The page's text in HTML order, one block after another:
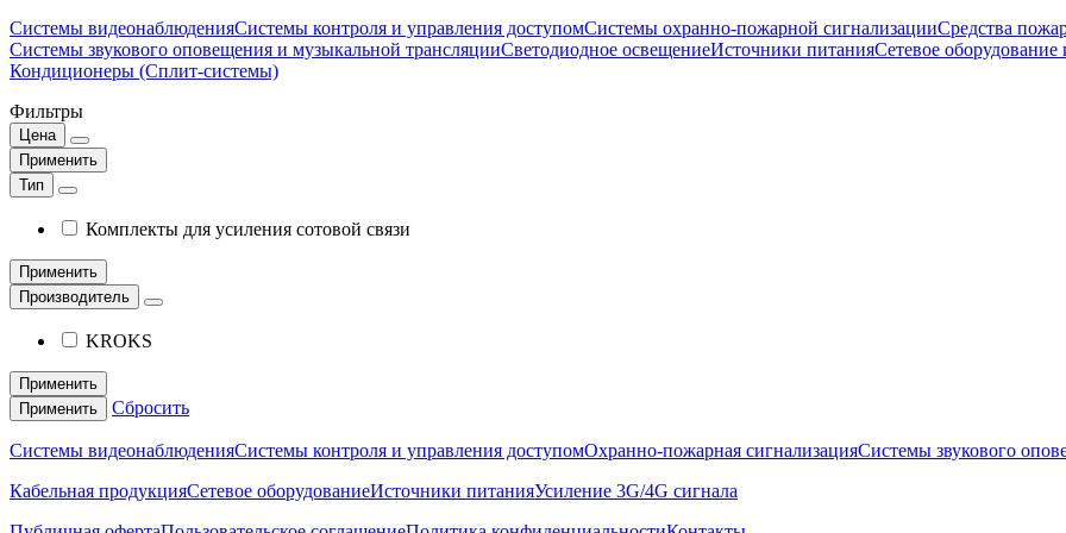
Системы видеонаблюденияСистемы контроля и управления доступомСистемы охранно-пожарной сигнализацииСредства
Системы звукового оповещения и музыкальной трансляцииСветодиодное освещениеИсточники питанияСетевое оборудование
Кондиционеры (Сплит-системы)
Фильтры
Цена
Применить
Тип
Комплекты для усиления сотовой связи
Применить
Производитель
KROKS
Применить
Применить
Сбросить
Системы видеонаблюденияСистемы контроля и управления доступомОхранно-пожарная сигнализацияСистемы звукового
Кабельная продукцияСетевое оборудованиеИсточники питанияУсиление 3G/4G сигнала